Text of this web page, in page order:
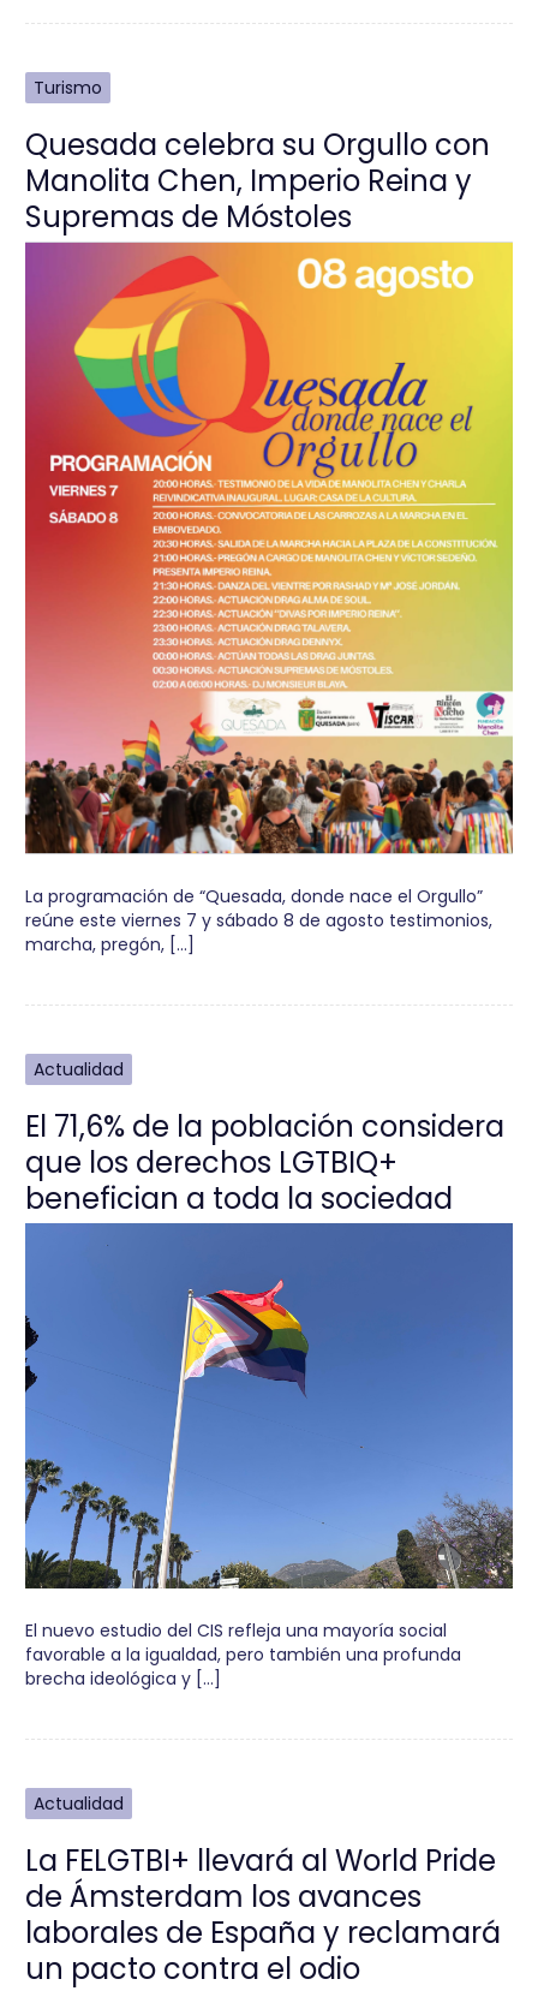
Turismo
Quesada celebra su Orgullo con
Manolita Chen, Imperio Reina y
Supremas de Móstoles
La programación de “Quesada, donde nace el Orgullo”
reúne este viernes 7 y sábado 8 de agosto testimonios,
marcha, pregón, […]
Actualidad
El 71,6% de la población considera
que los derechos LGTBIQ+
benefician a toda la sociedad
El nuevo estudio del CIS refleja una mayoría social
favorable a la igualdad, pero también una profunda
brecha ideológica y […]
Actualidad
La FELGTBI+ llevará al World Pride
de Ámsterdam los avances
laborales de España y reclamará
un pacto contra el odio